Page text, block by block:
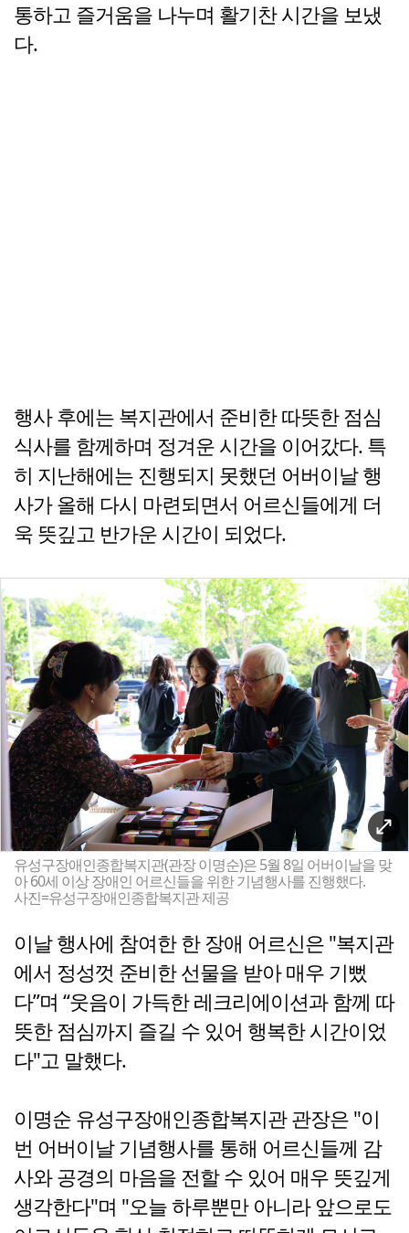
통하고 즐거움을 나누며 활기찬 시간을 보냈
다.
행사 후에는 복지관에서 준비한 따뜻한 점심
식사를 함께하며 정겨운 시간을 이어갔다. 특
히 지난해에는 진행되지 못했던 어버이날 행
사가 올해 다시 마련되면서 어르신들에게 더
욱 뜻깊고 반가운 시간이 되었다.
유성구장애인종합복지관(관장 이명순)은 5월 8일 어버이날을 맞
아 60세 이상 장애인 어르신들을 위한 기념행사를 진행했다.
사진=유성구장애인종합복지관 제공
이날 행사에 참여한 한 장애 어르신은 "복지관
에서 정성껏 준비한 선물을 받아 매우 기뻤
다”며 “웃음이 가득한 레크리에이션과 함께 따
뜻한 점심까지 즐길 수 있어 행복한 시간이었
다"고 말했다.
이명순 유성구장애인종합복지관 관장은 "이
번 어버이날 기념행사를 통해 어르신들께 감
사와 공경의 마음을 전할 수 있어 매우 뜻깊게
생각한다"며 "오늘 하루뿐만 아니라 앞으로도